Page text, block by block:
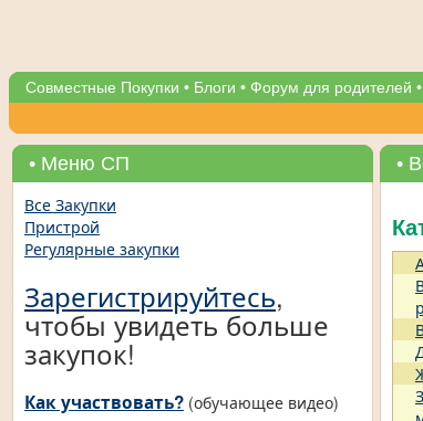
Совместные Покупки • Блоги • Форум для родителей •
• Меню СП
Все Закупки
Пристрой
Регулярные закупки
Зарегистрируйтесь,
чтобы увидеть больше
закупок!
Как участвовать? (обучающее видео)
•